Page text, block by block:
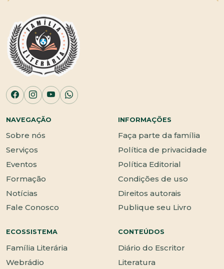
NAVEGAÇÃO
Sobre nós
Serviços
Eventos
Formação
Notícias
Fale Conosco
INFORMAÇÕES
Faça parte da família
Política de privacidade
Política Editorial
Condições de uso
Direitos autorais
Publique seu Livro
ECOSSISTEMA
Família Literária
Webrádio
CONTEÚDOS
Diário do Escritor
Literatura